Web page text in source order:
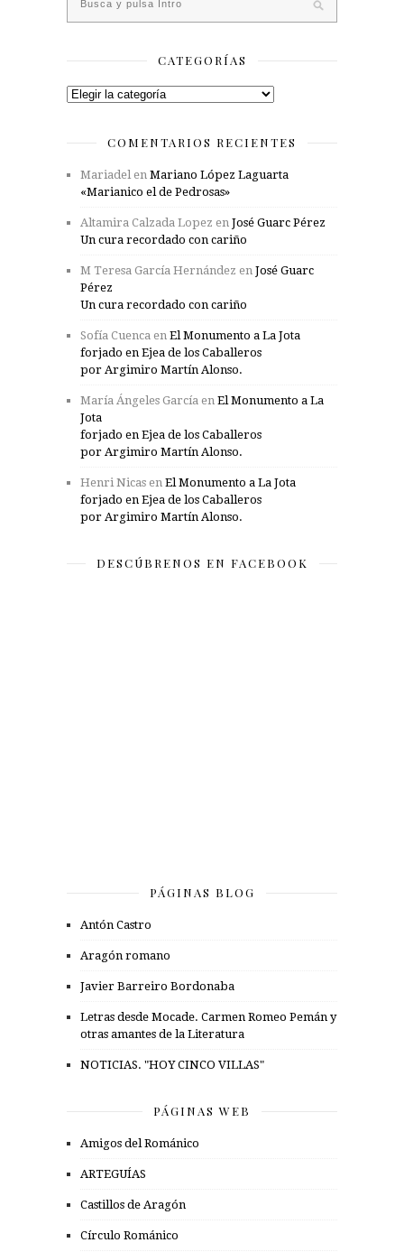
CATEGORÍAS
Categorías
COMENTARIOS RECIENTES
Mariadelen Mariano López Laguarta
«Marianico el de Pedrosas»
Altamira Calzada Lopez en José Guarc Pérez
Un cura recordado con cariño
M Teresa García Hernández en José Guarc
Pérez
Un cura recordado con cariño
Sofía Cuenca en El Monumento a La Jota
forjado en Ejea de los Caballeros
por Argimiro Martín Alonso.
María Ángeles García en El Monumento a La
Jota
forjado en Ejea de los Caballeros
por Argimiro Martín Alonso.
Henri Nicas en El Monumento a La Jota
forjado en Ejea de los Caballeros
por Argimiro Martín Alonso.
DESCÚBRENOS EN FACEBOOK
PÁGINAS BLOG
Antón Castro
Aragón romano
Javier Barreiro Bordonaba
Letras desde Mocade. Carmen Romeo Pemán y
otras amantes de la Literatura
NOTICIAS. "HOY CINCO VILLAS"
PÁGINAS WEB
Amigos del Románico
ARTEGUÍAS
Castillos de Aragón
Círculo Románico